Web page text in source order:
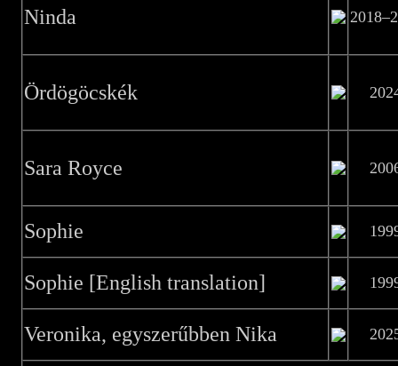
Ninda
Ördögöcskék
Sara Royce
Sophie
Sophie [English translation]
Veronika, egyszerűbben Nika